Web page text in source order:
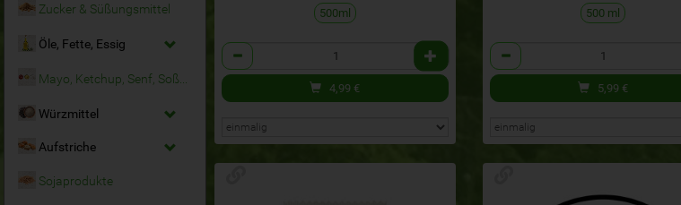
Zucker & Süßungsmittel
Öle, Fette, Essig
Würzmittel
Aufstriche
Sojaprodukte
500ml
Anzahl
4,99 €
500 ml
Anzahl
5,99 €